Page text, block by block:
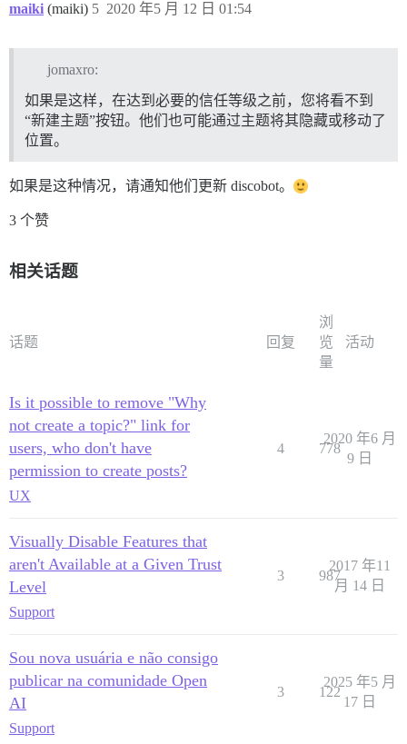
maiki (maiki) 2020 年5 月 12 日 01:54
5
jomaxro:
如果是这样，在达到必要的信任等级之前，您将看不到
“新建主题”按钮。他们也可能通过主题将其隐藏或移动了
位置。
如果是这种情况，请通知他们更新 discobot。
3 个赞
相关话题
话题 回复
浏
览
量
活动
Is it possible to remove "Why
not create a topic?" link for
users, who don't have
permission to create posts?
UX
4 778
2020 年6 月
9 日
Visually Disable Features that
aren't Available at a Given Trust
Level
Support
3 987
2017 年11
月 14 日
Sou nova usuária e não consigo
publicar na comunidade Open
AI
Support
3 122
2025 年5 月
17 日